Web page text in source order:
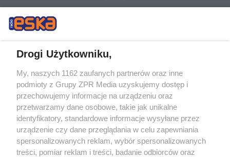
Żaden utwór zamieszczony w serwisie nie może być powielany i
rozpowszechniany lub dalej rozpowszechniany w jakikolwiek sposób (w
tym także elektroniczny lub mechaniczny) na jakimkolwiek polu
eksploatacji w jakiejkolwiek formie, włącznie z umieszczaniem w
Internecie bez pisemnej zgody właściciela praw. Jakiekolwiek użycie lub
wykorzystanie utworów w całości lub w części z naruszeniem prawa,
tzn. bez właściwej zgody, jest zabronione pod groźbą kary i może być
ścigane prawnie.
Drogi Użytkowniku,
My, naszych 1162 zaufanych partnerów oraz inne
podmioty z Grupy ZPR Media uzyskujemy dostęp i
przechowujemy informacje na urządzeniu oraz
przetwarzamy dane osobowe, takie jak unikalne
identyfikatory, standardowe informacje wysyłane przez
urządzenie czy dane przeglądania w celu zapewniania
spersonalizowanych reklam, wybór spersonalizowanych
treści, pomiar reklam i treści, badanie odbiorców oraz